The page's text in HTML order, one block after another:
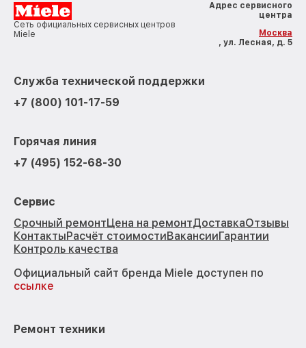
Сеть официальных сервисных центров
Miele
Адрес сервисного
центра
Москва
, ул. Лесная, д. 5
Служба технической поддержки
+7 (800) 101-17-59
Горячая линия
+7 (495) 152-68-30
Сервис
Срочный ремонтЦена на ремонтДоставкаОтзывы
КонтактыРасчёт стоимостиВакансииГарантии
Контроль качества
Официальный сайт бренда Miele доступен по
ссылке
Ремонт техники